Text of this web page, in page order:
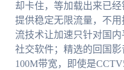
却卡住，等加载出来已经
提供稳定无限流量，不
流技术让加速只针对国
社交软件；精选的回国
100M带宽，即使是